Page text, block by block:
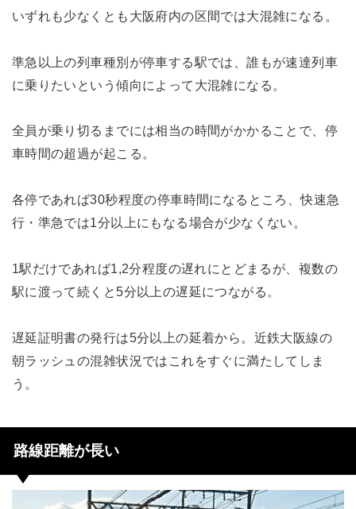
いずれも少なくとも大阪府内の区間では大混雑になる。
準急以上の列車種別が停車する駅では、誰もが速達列車
に乗りたいという傾向によって大混雑になる。
全員が乗り切るまでには相当の時間がかかることで、停
車時間の超過が起こる。
各停であれば30秒程度の停車時間になるところ、快速急
行・準急では1分以上にもなる場合が少なくない。
1駅だけであれば1,2分程度の遅れにとどまるが、複数の
駅に渡って続くと5分以上の遅延につながる。
遅延証明書の発行は5分以上の延着から。近鉄大阪線の
朝ラッシュの混雑状況ではこれをすぐに満たしてしま
う。
路線距離が長い